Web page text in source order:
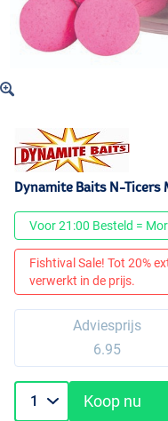
Dynamite Baits N-Ticers
Voor 21:00 Besteld =
Fishtival Sale! Tot 20%
verwerkt in de prijs.
Adviesprijs
6.95
Koop nu